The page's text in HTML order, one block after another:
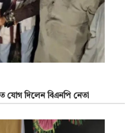
যোগ দিলেন বিএনপি নেতা